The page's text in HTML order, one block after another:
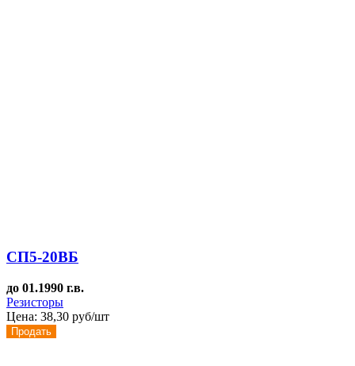
СП5-20ВБ
до 01.1990 г.в.
Резисторы
Цена: 38,30 руб/шт
Продать